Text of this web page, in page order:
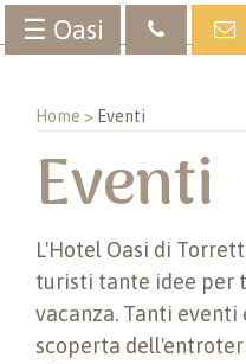
☰ Oasi
Home > Eventi
Eventi
L'Hotel Oasi di
turisti tante idee per
vacanza. Tanti eventi
scoperta